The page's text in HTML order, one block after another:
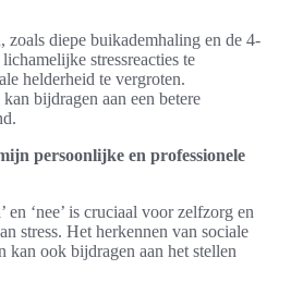
zoals diepe buikademhaling en de 4-
stressreacties te
helderheid te vergroten.
bijdragen aan een betere
persoonlijke en professionele
en ‘nee’ is cruciaal voor zelfzorg en
stress. Het herkennen van sociale
kan ook bijdragen aan het stellen